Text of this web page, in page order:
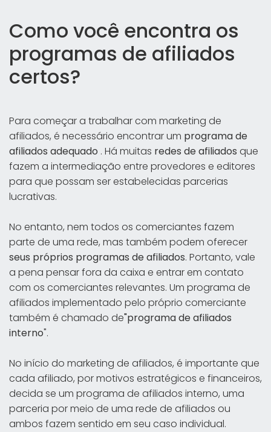
Como você encontra os
programas de afiliados
certos?
Para começar a trabalhar com marketing de
afiliados, é necessário encontrar um programa de
afiliados adequado . Há muitas redes de afiliados que
fazem a intermediação entre provedores e editores
para que possam ser estabelecidas parcerias
lucrativas.
No entanto, nem todos os comerciantes fazem
parte de uma rede, mas também podem oferecer
seus próprios programas de afiliados. Portanto, vale
a pena pensar fora da caixa e entrar em contato
com os comerciantes relevantes. Um programa de
afiliados implementado pelo próprio comerciante
também é chamado de"programa de afiliados
interno".
No início do marketing de afiliados, é importante que
cada afiliado, por motivos estratégicos e financeiros,
decida se um programa de afiliados interno, uma
parceria por meio de uma rede de afiliados ou
ambos fazem sentido em seu caso individual.